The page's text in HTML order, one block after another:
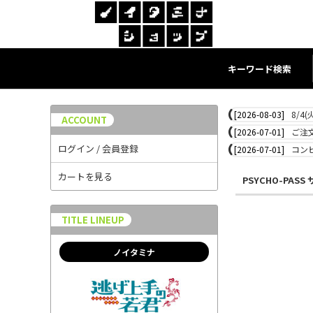
キーワード検索
ACCOUNT
ログイン / 会員登録
カートを見る
TITLE LINEUP
ノイタミナ
[2026-08-03]
8/4(
[2026-07-01]
ご注
[2026-07-01]
コン
PSYCHO-PASS